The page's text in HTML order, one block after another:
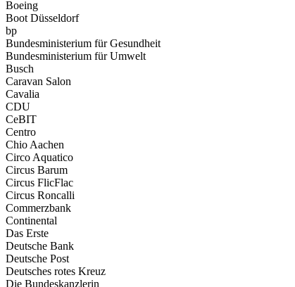
Boeing
Boot Düsseldorf
bp
Bundesministerium für Gesundheit
Bundesministerium für Umwelt
Busch
Caravan Salon
Cavalia
CDU
CeBIT
Centro
Chio Aachen
Circo Aquatico
Circus Barum
Circus FlicFlac
Circus Roncalli
Commerzbank
Continental
Das Erste
Deutsche Bank
Deutsche Post
Deutsches rotes Kreuz
Die Bundeskanzlerin